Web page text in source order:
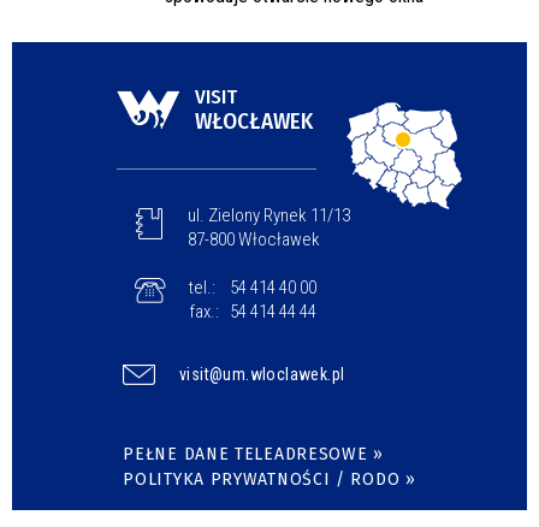
VISIT
WŁOCŁAWEK
ul. Zielony Rynek 11/13
87-800 Włocławek
tel.:
54 414 40 00
fax.:
54 414 44 44
visit@um.wloclawek.pl
PEŁNE DANE TELEADRESOWE »
POLITYKA PRYWATNOŚCI / RODO »